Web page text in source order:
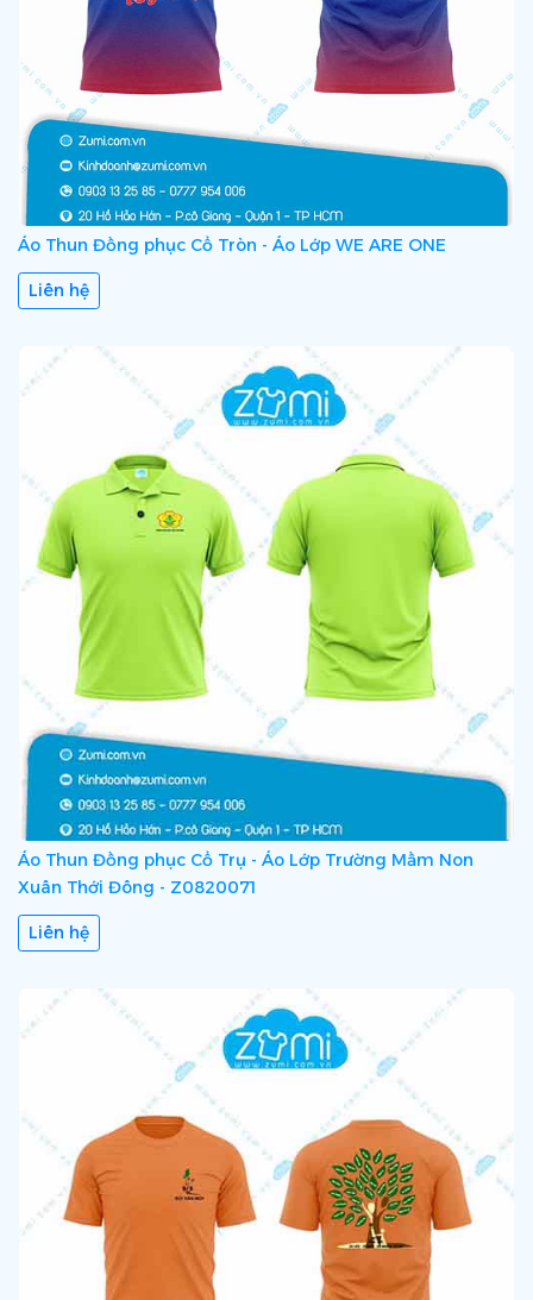
Áo Thun Đồng phục Cổ Tròn - Áo Lớp WE ARE ONE
Liên hệ
Áo Thun Đồng phục Cổ Trụ - Áo Lớp Trường Mầm Non
Xuân Thới Đông - Z0820071
Liên hệ